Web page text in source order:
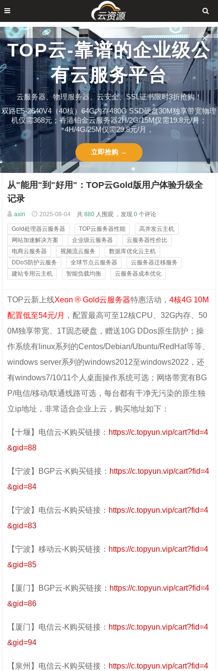
TOP云-靠谱的企业级公
有云服务平台
云服务器、物理服务器、云安全、SSL证书限时3折抢购！
双路E5-2640V4（40核）64G内存480G SSD硬盘30M独享带宽物理
机仅需368元；香港铂金云服务器2H/2G/15M仅需19.8元/月；
4H/4G/25M仅需29.8元/月，
立即抢购 →
✕
从"能用"到"好用"：TOP云Gold版用户体验升级全
记录
axin 2025-08-04 共 880 人围观 ，发现 0 个评论
Gold处理器云服务器 TOP云服务器性能
高并发云主机
网站加速解决方案
企业级云服务器
云服务器性价比
电商云服务器
视频流云服务
数据库优化云主机
DDoS防护云服务
全球节点云服务器
云服务器迁移服务
建站专用云主机
智能负载均衡 云服务器成本优化
TOP云新上线Xeon ® Gold云服务器特惠活动，4核4G 10M
配置低至54元/月
，配置最高可至12核CPU、32G内存、50
0M独享带宽、1T固态硬盘，赠送10G DDos原生防护；操
作系统有linux系列的Centos/Debian/Ubuntu/RedHat等等、
windows server系列的windows2012至windows2022，还
有windows7/10/11个人桌面操作系统可选；网络带宽有BG
P/电信/移动/联通线路可选，每台都有干净无污染的原生独
立ip地址，非常适合企业上云，购买地址如下：
【十堰】电信云-K购买链接： https://c.topyun.vip/cart?fid=4
&gid=88
【宁波】BGP云-K购买链接： https://c.topyun.vip/cart?fid=4
&gid=84
【宁波】电信云-K购买链接： https://c.topyun.vip/cart?fid=4
&gid=83
【宁波】移动云-K购买链接： https://c.topyun.vip/cart?fid=4
&gid=85
【厦门】BGP云-K购买链接： https://c.topyun.vip/cart?fid=4
&gid=86
【厦门】电信云-K购买链接： https://c.topyun.vip/cart?fid=4
&gid=94
【泉州】电信云-K购买链接： https://c.topyun.vip/cart?fid=4